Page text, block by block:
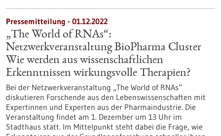
Pressemitteilung - 01.12.2022
„The World of RNAs“:
Netzwerkveranstaltung BioPharma Cluster
Wie werden aus wissenschaftlichen
Erkenntnissen wirkungsvolle Therapien?
Bei der Netzwerkveranstaltung „The World of RNAs“
diskutieren Forschende aus den Lebenswissenschaften mit
Expertinnen und Experten aus der Pharmaindustrie. Die
Veranstaltung findet am 1. Dezember um 13 Uhr im
Stadthaus statt. Im Mittelpunkt steht dabei die Frage, wie